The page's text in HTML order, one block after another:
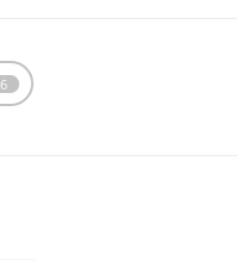
6